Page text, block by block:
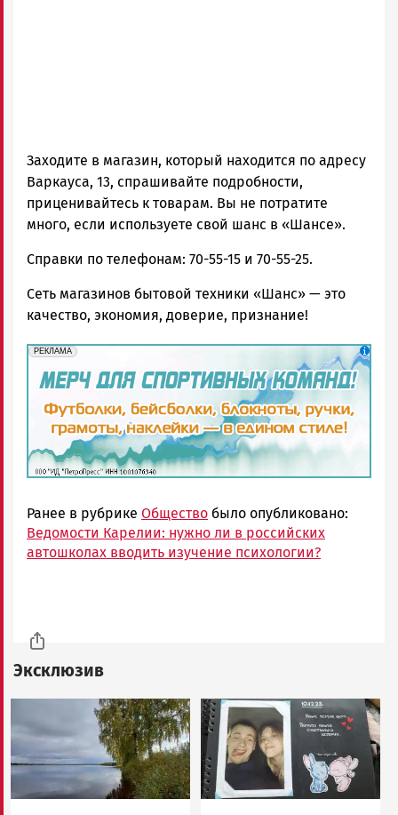
Заходите в магазин, который находится по адресу
Варкауса, 13, спрашивайте подробности,
приценивайтесь к товарам. Вы не потратите
много, если используете свой шанс в «Шансе».
Справки по телефонам: 70-55-15 и 70-55-25.
Сеть магазинов бытовой техники «Шанс» — это
качество, экономия, доверие, признание!
erid: 2SDnjd1S7pa
РЕКЛАМА
Реклама
Ранее в рубрике Общество было опубликовано:
Ведомости Карелии: нужно ли в российских
автошколах вводить изучение психологии?
Эксклюзив
Image